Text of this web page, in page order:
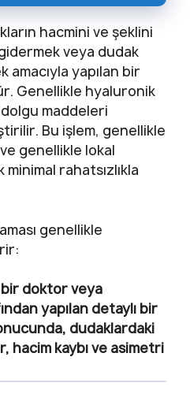
hacmini ve şeklini
gidermek veya dudak
yapılan bir
Genellikle hyaluronik
maddeleri
Bu işlem, genellikle
genellikle lokal
rahatsızlıkla
genellikle
doktor veya
yapılan detaylı bir
dudaklardaki
hacim kaybı ve asimetri